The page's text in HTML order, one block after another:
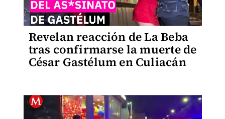
Revelan reacción de La Beba
tras confirmarse la muerte de
César Gastélum en Culiacán